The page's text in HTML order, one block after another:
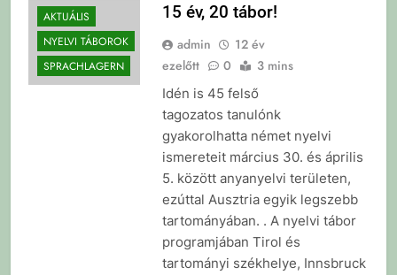
AKTUÁLIS
NYELVI TÁBOROK
SPRACHLAGERN
15 év, 20 tábor!
admin
12 év
ezelőtt
0 3 mins
Idén is 45 felső
tagozatos tanulónk
gyakorolhatta német nyelvi
ismereteit március 30. és április
5. között anyanyelvi területen,
ezúttal Ausztria egyik legszebb
tartományában. . A nyelvi tábor
programjában Tirol és
tartományi székhelye, Innsbruck